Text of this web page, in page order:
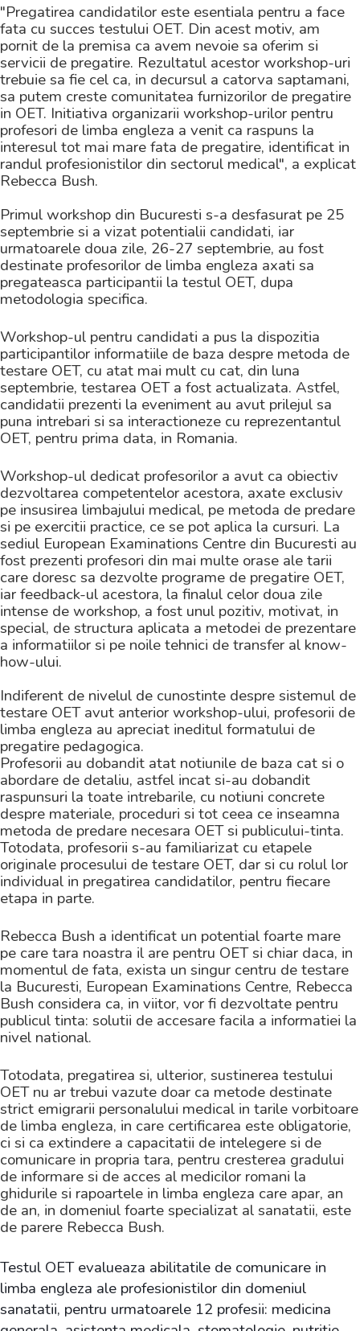
"Pregatirea candidatilor este esentiala pentru a face
fata cu succes testului OET. Din acest motiv, am
pornit de la premisa ca avem nevoie sa oferim si
servicii de pregatire. Rezultatul acestor workshop-uri
trebuie sa fie cel ca, in decursul a catorva saptamani,
sa putem creste comunitatea furnizorilor de pregatire
in OET. Initiativa organizarii workshop-urilor pentru
profesori de limba engleza a venit ca raspuns la
interesul tot mai mare fata de pregatire, identificat in
randul profesionistilor din sectorul medical", a explicat
Rebecca Bush.
Primul workshop din Bucuresti s-a desfasurat pe 25
septembrie si a vizat potentialii candidati, iar
urmatoarele doua zile, 26-27 septembrie, au fost
destinate profesorilor de limba engleza axati sa
pregateasca participantii la testul OET, dupa
metodologia specifica.
Workshop-ul pentru candidati a pus la dispozitia
participantilor informatiile de baza despre metoda de
testare OET, cu atat mai mult cu cat, din luna
septembrie, testarea OET a fost actualizata. Astfel,
candidatii prezenti la eveniment au avut prilejul sa
puna intrebari si sa interactioneze cu reprezentantul
OET, pentru prima data, in Romania.
Workshop-ul dedicat profesorilor a avut ca obiectiv
dezvoltarea competentelor acestora, axate exclusiv
pe insusirea limbajului medical, pe metoda de predare
si pe exercitii practice, ce se pot aplica la cursuri. La
sediul European Examinations Centre din Bucuresti au
fost prezenti profesori din mai multe orase ale tarii
care doresc sa dezvolte programe de pregatire OET,
iar feedback-ul acestora, la finalul celor doua zile
intense de workshop, a fost unul pozitiv, motivat, in
special, de structura aplicata a metodei de prezentare
a informatiilor si pe noile tehnici de transfer al know-
how-ului.
Indiferent de nivelul de cunostinte despre sistemul de
testare OET avut anterior workshop-ului, profesorii de
limba engleza au apreciat ineditul formatului de
pregatire pedagogica.
Profesorii au dobandit atat notiunile de baza cat si o
abordare de detaliu, astfel incat si-au dobandit
raspunsuri la toate intrebarile, cu notiuni concrete
despre materiale, proceduri si tot ceea ce inseamna
metoda de predare necesara OET si publicului-tinta.
Totodata, profesorii s-au familiarizat cu etapele
originale procesului de testare OET, dar si cu rolul lor
individual in pregatirea candidatilor, pentru fiecare
etapa in parte.
Rebecca Bush a identificat un potential foarte mare
pe care tara noastra il are pentru OET si chiar daca, in
momentul de fata, exista un singur centru de testare
la Bucuresti, European Examinations Centre, Rebecca
Bush considera ca, in viitor, vor fi dezvoltate pentru
publicul tinta: solutii de accesare facila a informatiei la
nivel national.
Totodata, pregatirea si, ulterior, sustinerea testului
OET nu ar trebui vazute doar ca metode destinate
strict emigrarii personalului medical in tarile vorbitoare
de limba engleza, in care certificarea este obligatorie,
ci si ca extindere a capacitatii de intelegere si de
comunicare in propria tara, pentru cresterea gradului
de informare si de acces al medicilor romani la
ghidurile si rapoartele in limba engleza care apar, an
de an, in domeniul foarte specializat al sanatatii, este
de parere Rebecca Bush.
Testul OET evalueaza abilitatile de comunicare in
limba engleza ale profesionistilor din domeniul
sanatatii, pentru urmatoarele 12 profesii: medicina